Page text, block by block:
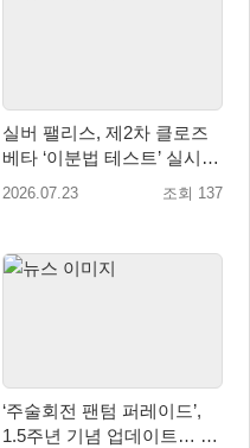
실버 팰리스, 제2차 클로즈
베타 ‘이분법 테스트’ 실시...
한 단계 확장된 콘텐츠 경험
2026.07.23 조회 137
‘주술회전 팬텀 퍼레이드’,
1.5주년 기념 업데이트… 신